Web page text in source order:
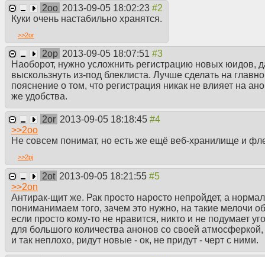
2oo 2013-09-05 18:02:23
Куки очень настабильно хранятся.
>>2or
2op 2013-09-05 18:07:51
Наоборот, нужно усложнить регистрацию новых юидов,
выскользнуть из-под блеклиста. Лучше сделать на
пояснение о том, что регистрация никак не влияет на
же удобства.
2or 2013-09-05 18:18:45
>>2oo
Не совсем понимат, но есть же ещё веб-хранилище и
>>2pj
2ot 2013-09-05 18:21:55
>>2on
Антирак-щит же. Рак просто наросто непройдет, а
пониманимаем того, зачем это нужно, на такие мелочи
если просто кому-то не нравится, никто и не подумает
для большого количества анонов со своей
и так неплохо, ридут новые - ок, не придут - черт с ними.